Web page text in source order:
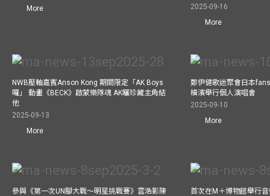
More
2025-09-16
More
NWB壓軸嘉賓Anson Kong 期間限定「AK Boys
囉」 動畫《BECK》啟蒙樂隊魂 AK曬珍藏主角結
他
2025-09-13
More
鄭伊健歌迷聚會日本
橫濱舉行個人演唱會
2025-09-10
More
參與《第一次UN腳大戰～明星挑戰賽》雲浩影陳
首次在M＋博物館舉行